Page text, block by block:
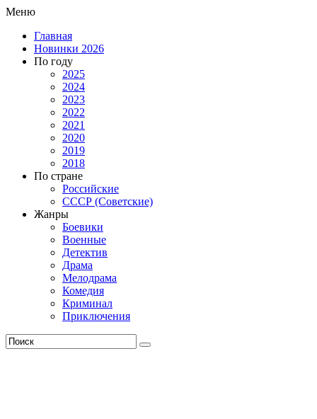
Меню
Главная
Новинки 2026
По году
2025
2024
2023
2022
2021
2020
2019
2018
По стране
Российские
СССР (Советские)
Жанры
Боевики
Военные
Детектив
Драма
Мелодрама
Комедия
Криминал
Приключения